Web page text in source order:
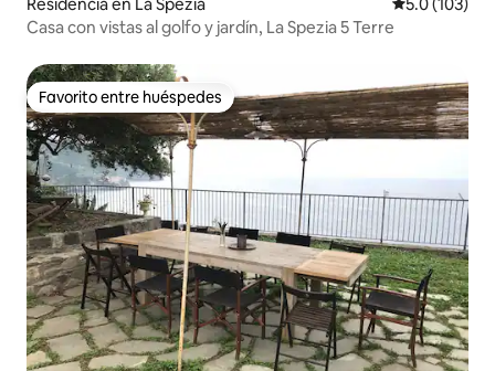
Casa con vistas al golfo y jardín, La Spezia 5 Terre
Favorito entre huéspedes
Favorito entre huéspedes